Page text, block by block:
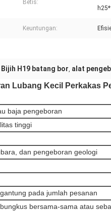
Betis:
Keuntungan:
Bijih H19 batang bor, alat
Lubang Kecil Perkakas
baja pengeboran
tinggi
dan pengeboran geologi
pada jumlah pesanan
bersama-sama atau